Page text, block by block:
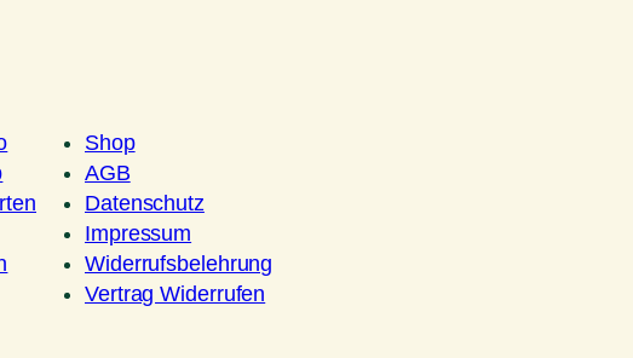
Shop
AGB
Datenschutz
Impressum
Widerrufsbelehrung
Vertrag Widerrufen